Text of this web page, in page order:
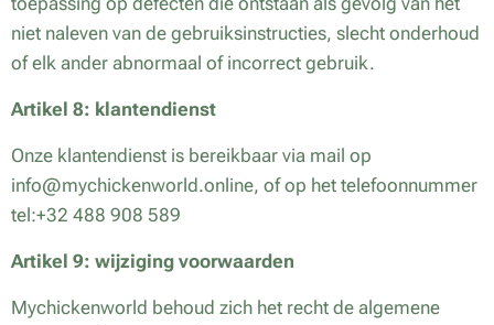
niet naleven van de gebruiksinstructies, slecht onderhoud
of elk ander abnormaal of incorrect gebruik.
Artikel 8: klantendienst
Onze klantendienst is bereikbaar via mail op
info@mychickenworld.online, of op het telefoonnummer
tel:+32 488 908 589
Artikel 9: wijziging voorwaarden
Mychickenworld behoud zich het recht de algemene